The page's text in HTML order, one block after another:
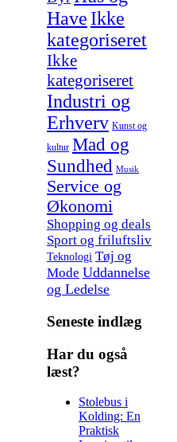
Have Ikke
kategoriseret
Ikke
kategoriseret
Industri og
Erhverv Kunst og
kultur Mad og
Sundhed Musik
Service og
Økonomi
Shopping og deals
Sport og friluftsliv
Teknologi Tøj og
Mode Uddannelse
og Ledelse
Seneste indlæg
Har du også
læst?
Stolebus i
Kolding: En
Praktisk